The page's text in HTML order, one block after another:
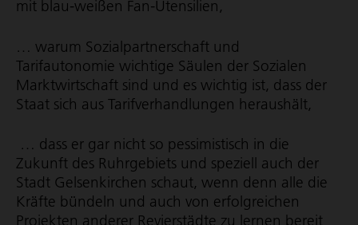
mit blau-weißen Fan-Utensilien,
… warum Sozi­al­part­ner­schaft und
Tarifautonomie wichtige Säulen der Sozialen
Markt­wirt­schaft sind und es wichtig ist, dass der
Staat sich aus Tarif­ver­hand­lungen heraushält,
… dass er gar nicht so pessimistisch in die
Zukunft des Ruhrgebiets und speziell auch der
Stadt Gelsenkirchen schaut, wenn denn alle die
Kräfte bündeln und auch von erfolgreichen
Projekten anderer Revierstädte zu lernen bereit